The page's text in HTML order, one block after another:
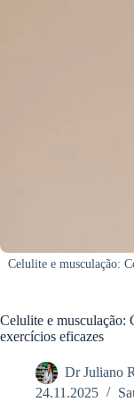
Celulite e musculação:
Celulite e musculação:
exercícios eficazes
Dr Juliano
24.11.2025